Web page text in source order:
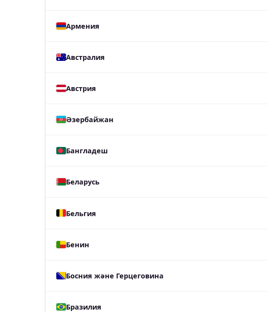
Армения
Австралия
Австрия
Әзербайжан
Бангладеш
Беларусь
Бельгия
Бенин
Босния және Герцеговина
Бразилия